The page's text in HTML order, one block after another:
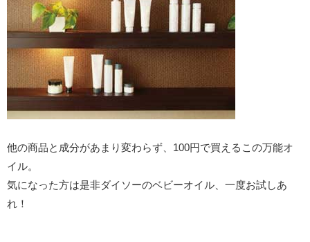
他の商品と成分があまり変わらず、100円で買えるこの万能オ
イル。
気になった方は是非ダイソーのベビーオイル、一度お試しあ
れ！